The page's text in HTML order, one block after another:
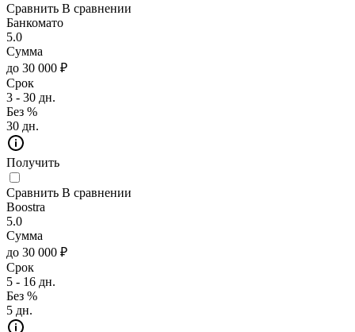
Сравнить В сравнении
Банкомато
5.0
Сумма
до 30 000 ₽
Срок
3 - 30 дн.
Без %
30 дн.
Получить
Сравнить В сравнении
Boostra
5.0
Сумма
до 30 000 ₽
Срок
5 - 16 дн.
Без %
5 дн.